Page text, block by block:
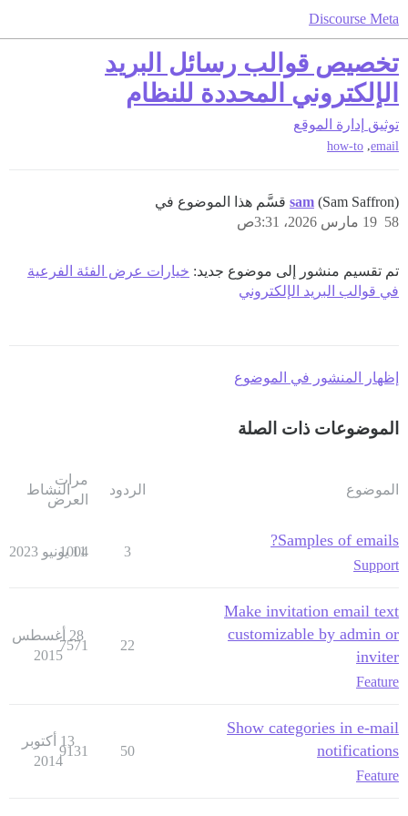
Discourse Meta
تخصيص قوالب رسائل البريد
الإلكتروني المحددة للنظام
توثيق إدارة الموقع
email
,
how-to
sam (Sam Saffron) قسَّم هذا الموضوع في
19 مارس 2026، 3:31ص 58
تم تقسيم منشور إلى موضوع جديد: خيارات عرض الفئة الفرعية
في قوالب البريد الإلكتروني
إظهار المنشور في الموضوع
الموضوعات ذات الصلة
الموضوع الردود
مرات
العرض
النشاط
Samples of emails?
Support
3
1004
11 يونيو 2023
Make invitation email text
customizable by admin or
inviter
Feature
22
7571
28 أغسطس
2015
Show categories in e-mail
notifications
Feature
50
9131
13 أكتوبر
2014